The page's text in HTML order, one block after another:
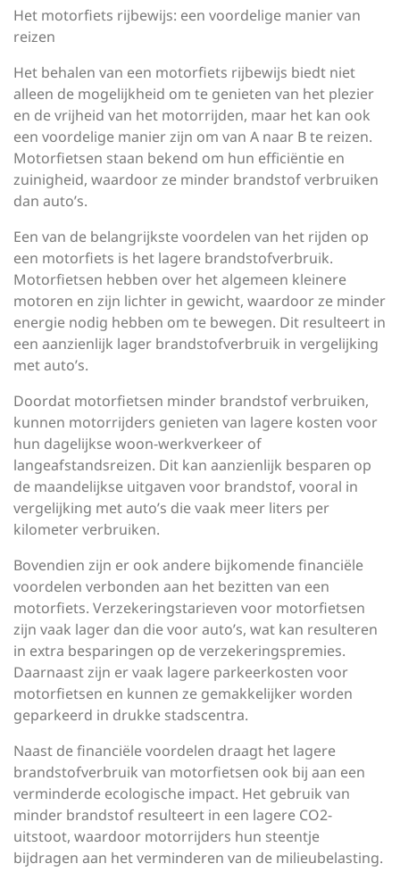
Het motorfiets rijbewijs: een voordelige manier van
reizen
Het behalen van een motorfiets rijbewijs biedt niet
alleen de mogelijkheid om te genieten van het plezier
en de vrijheid van het motorrijden, maar het kan ook
een voordelige manier zijn om van A naar B te reizen.
Motorfietsen staan bekend om hun efficiëntie en
zuinigheid, waardoor ze minder brandstof verbruiken
dan auto’s.
Een van de belangrijkste voordelen van het rijden op
een motorfiets is het lagere brandstofverbruik.
Motorfietsen hebben over het algemeen kleinere
motoren en zijn lichter in gewicht, waardoor ze minder
energie nodig hebben om te bewegen. Dit resulteert in
een aanzienlijk lager brandstofverbruik in vergelijking
met auto’s.
Doordat motorfietsen minder brandstof verbruiken,
kunnen motorrijders genieten van lagere kosten voor
hun dagelijkse woon-werkverkeer of
langeafstandsreizen. Dit kan aanzienlijk besparen op
de maandelijkse uitgaven voor brandstof, vooral in
vergelijking met auto’s die vaak meer liters per
kilometer verbruiken.
Bovendien zijn er ook andere bijkomende financiële
voordelen verbonden aan het bezitten van een
motorfiets. Verzekeringstarieven voor motorfietsen
zijn vaak lager dan die voor auto’s, wat kan resulteren
in extra besparingen op de verzekeringspremies.
Daarnaast zijn er vaak lagere parkeerkosten voor
motorfietsen en kunnen ze gemakkelijker worden
geparkeerd in drukke stadscentra.
Naast de financiële voordelen draagt het lagere
brandstofverbruik van motorfietsen ook bij aan een
verminderde ecologische impact. Het gebruik van
minder brandstof resulteert in een lagere CO2-
uitstoot, waardoor motorrijders hun steentje
bijdragen aan het verminderen van de milieubelasting.